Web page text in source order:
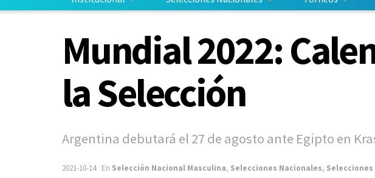
Mundial 2022:
la Selección
Argentina debutará el 27 de agosto ante Egipto en
2021-10-14 En Selección Nacional Masculina, Selecciones Nacionales,